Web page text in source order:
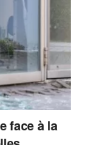
face à la